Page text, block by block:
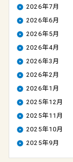
2026年7月
2026年6月
2026年5月
2026年4月
2026年3月
2026年2月
2026年1月
2025年12月
2025年11月
2025年10月
2025年9月